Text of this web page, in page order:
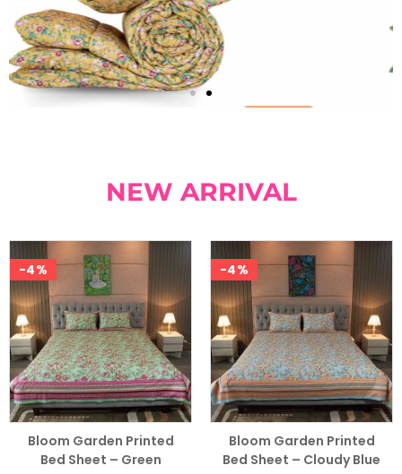
NEW ARRIVAL
-4%
Bloom Garden Printed
Bed Sheet – Green
-4%
Bloom Garden Printed
Bed Sheet – Cloudy Blue